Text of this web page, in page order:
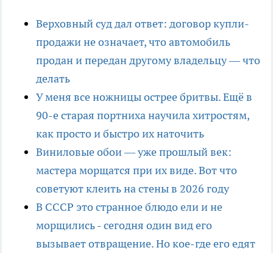
Верховный суд дал ответ: договор купли-
продажи не означает, что автомобиль
продан и передан другому владельцу — что
делать
У меня все ножницы острее бритвы. Ещё в
90-е старая портниха научила хитростям,
как просто и быстро их наточить
Виниловые обои — уже прошлый век:
мастера морщатся при их виде. Вот что
советуют клеить на стены в 2026 году
В СССР это странное блюдо ели и не
морщились - сегодня один вид его
вызывает отвращение. Но кое-где его едят